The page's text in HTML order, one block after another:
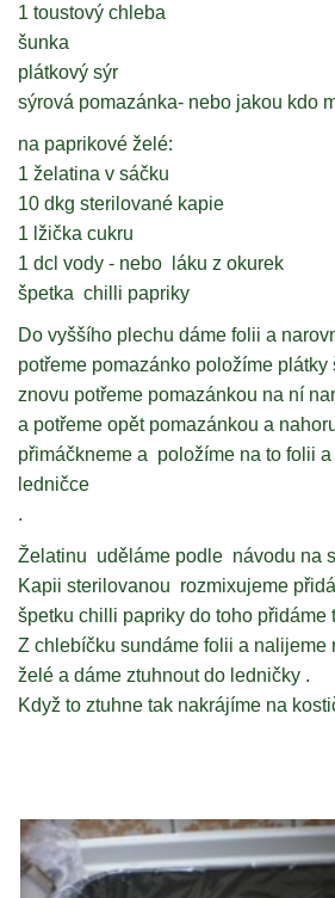
1 toustový chleba
šunka
plátkový sýr
sýrová pomazánka- nebo jakou kdo
na paprikové želé:
1 želatina v sáčku
10 dkg sterilované kapie
1 lžička cukru
1 dcl vody - nebo láku z okurek
špetka chilli papriky
Do vyššího plechu dáme folii a
potřeme pomazánko položíme plátky
znovu potřeme pomazánkou na ní
a potřeme opět pomazánkou a
přimáčkneme a položíme na to folii
ledničce
.
Želatinu uděláme podle návodu na
Kapii sterilovanou rozmixujeme
špetku chilli papriky do toho přidáme
Z chlebíčku sundáme folii a nalijeme
želé a dáme ztuhnout do ledničky .
Když to ztuhne tak nakrájíme na